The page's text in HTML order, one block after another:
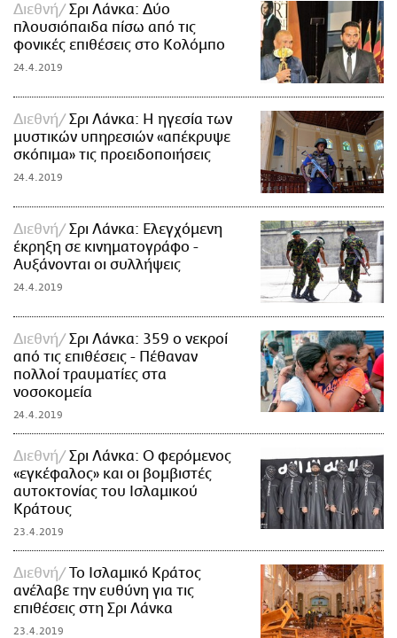
Διεθνή
Σρι Λάνκα: Δύο
πλουσιόπαιδα πίσω από τις
φονικές επιθέσεις στο Κολόμπο
24.4.2019
Διεθνή
Σρι Λάνκα: Η ηγεσία των
μυστικών υπηρεσιών «απέκρυψε
σκόπιμα» τις προειδοποιήσεις
24.4.2019
Διεθνή
Σρι Λάνκα: Ελεγχόμενη
έκρηξη σε κινηματογράφο -
Αυξάνονται οι συλλήψεις
24.4.2019
Διεθνή
Σρι Λάνκα: 359 ο νεκροί
από τις επιθέσεις - Πέθαναν
πολλοί τραυματίες στα
νοσοκομεία
24.4.2019
Διεθνή
Σρι Λάνκα: Ο φερόμενος
«εγκέφαλος» και οι βομβιστές
αυτοκτονίας του Ισλαμικού
Κράτους
23.4.2019
Διεθνή
Το Ισλαμικό Κράτος
ανέλαβε την ευθύνη για τις
επιθέσεις στη Σρι Λάνκα
23.4.2019